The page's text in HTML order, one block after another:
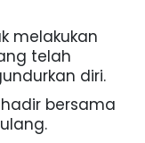
melakukan
telah
diri.
bersama